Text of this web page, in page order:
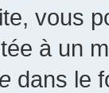
vous
à un
dans le